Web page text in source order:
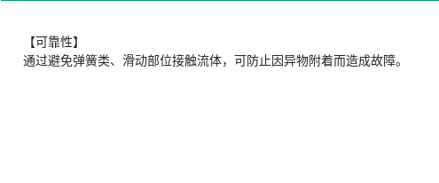
【可靠性】
通过避免弹簧类、滑动部位接触流体，可防止因异物附着而造成故障。